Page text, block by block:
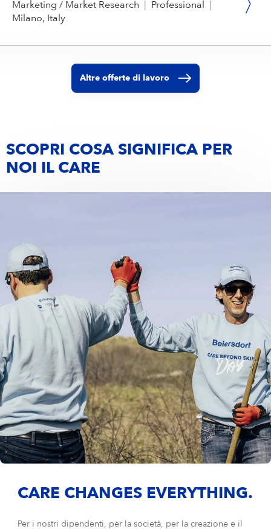
Marketing / Market Research Professional
Milano, Italy
Altre offerte di lavoro
SCOPRI COSA SIGNIFICA PER
NOI IL CARE
CARE CHANGES EVERYTHING.
Per i nostri dipendenti, per la società, per la creazione e il